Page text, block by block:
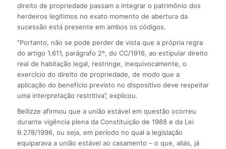
direito de propriedade passam a integrar o patrimônio dos
herdeiros legítimos no exato momento de abertura da
sucessão está presente em ambos os códigos.
“Portanto, não se pode perder de vista que a própria regra
do artigo 1.611, parágrafo 2º, do CC/1916, ao estipular direito
real de habitação legal, restringe, inequivocamente, o
exercício do direito de propriedade, de modo que a
aplicação do benefício previsto no dispositivo deve respeitar
uma interpretação restritiva”, explicou.
Bellizze afirmou que a união estável em questão ocorreu
durante vigência plena da Constituição de 1988 e da Lei
9.278/1996, ou seja, em período no qual a legislação
equiparava a união estável ao casamento – o que, aliás, já